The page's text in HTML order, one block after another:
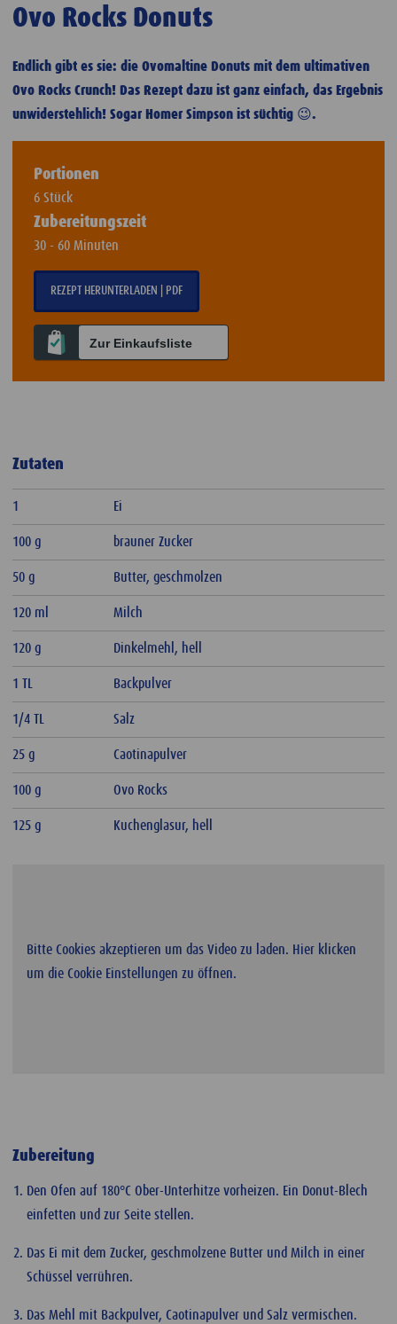
Ovo Rocks Donuts
Endlich gibt es sie: die Ovomaltine Donuts mit dem ultimativen
Ovo Rocks Crunch! Das Rezept dazu ist ganz einfach, das Ergebnis
unwiderstehlich! Sogar Homer Simpson ist süchtig 😉.
Portionen
6 Stück
Zubereitungszeit
30 - 60 Minuten
REZEPT HERUNTERLADEN | PDF
Zur Einkaufsliste
Zutaten
1 Ei
100 g brauner Zucker
50 g Butter, geschmolzen
120 ml Milch
120 g Dinkelmehl, hell
1 TL Backpulver
1/4 TL Salz
25 g Caotinapulver
100 g Ovo Rocks
125 g Kuchenglasur, hell
Bitte Cookies akzeptieren um das Video zu laden. Hier klicken
um die Cookie Einstellungen zu öffnen.
Zubereitung
Den Ofen auf 180°C Ober-Unterhitze vorheizen. Ein Donut-Blech
einfetten und zur Seite stellen.
Das Ei mit dem Zucker, geschmolzene Butter und Milch in einer
Schüssel verrühren.
Das Mehl mit Backpulver, Caotinapulver und Salz vermischen.